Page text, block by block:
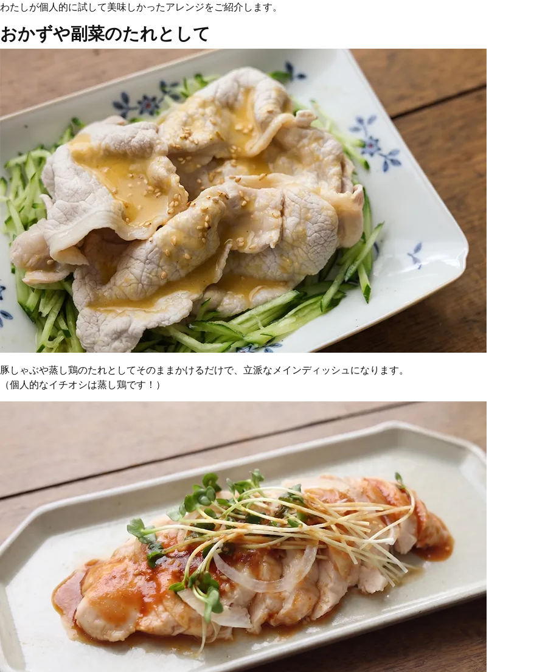
わたしが個人的に試して美味しかったアレンジをご紹介します。
おかずや副菜のたれとして
豚しゃぶや蒸し鶏のたれとしてそのままかけるだけで、立派なメインディッシュになります。
（個人的なイチオシは蒸し鶏です！）